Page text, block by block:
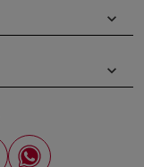
keyboard_arrow_down
keyboard_arrow_down